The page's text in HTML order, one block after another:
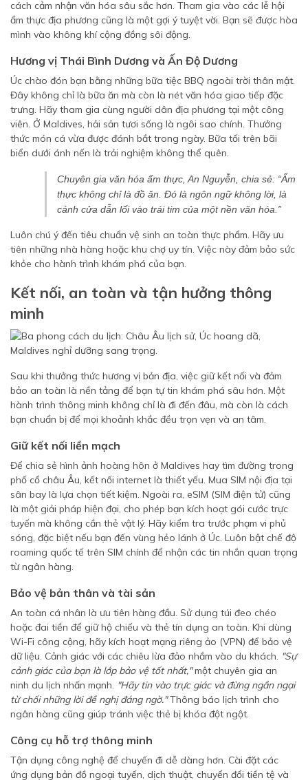
cách cảm nhận văn hóa sâu sắc hơn. Tham gia vào các lễ hội
ẩm thực địa phương cũng là một gợi ý tuyệt vời. Bạn sẽ được hòa
mình vào không khí cộng đồng sôi động.
Hương vị Thái Bình Dương và Ấn Độ Dương
Úc chào đón bạn bằng những bữa tiệc BBQ ngoài trời thân mật.
Đây không chỉ là bữa ăn mà còn là nét văn hóa giao tiếp đặc
trưng. Hãy tham gia cùng người dân địa phương tại một công
viên. Ở Maldives, hải sản tươi sống là ngôi sao chính. Thưởng
thức món cá vừa được đánh bắt trong ngày. Bữa tối trên bãi
biển dưới ánh nến là trải nghiệm không thể quên.
Chuyên gia văn hóa ẩm thực, An Nguyễn, chia sẻ: “Ẩm
thực không chỉ là đồ ăn. Đó là ngôn ngữ không lời, là
cánh cửa dẫn lối vào trái tim của một nền văn hóa.”
Luôn chú ý đến tiêu chuẩn vệ sinh an toàn thực phẩm. Hãy ưu
tiên những nhà hàng hoặc khu chợ uy tín. Việc này đảm bảo sức
khỏe cho hành trình khám phá của bạn.
Kết nối, an toàn và tận hưởng thông
minh
Sau khi thưởng thức hương vị bản địa, việc giữ kết nối và đảm
bảo an toàn là nền tảng để bạn tự tin khám phá sâu hơn. Một
hành trình thông minh không chỉ là đi đến đâu, mà còn là cách
bạn chuẩn bị để mọi khoảnh khắc đều trọn vẹn và an tâm.
Giữ kết nối liền mạch
Để chia sẻ hình ảnh hoàng hôn ở Maldives hay tìm đường trong
phố cổ châu Âu, kết nối internet là thiết yếu. Mua SIM nội địa tại
sân bay là lựa chọn tiết kiệm. Ngoài ra, eSIM (SIM điện tử) cũng
là một giải pháp hiện đại, cho phép bạn kích hoạt gói cước trực
tuyến mà không cần thẻ vật lý. Hãy kiểm tra trước phạm vi phủ
sóng, đặc biệt nếu bạn đến vùng hẻo lánh ở Úc. Luôn bật chế độ
roaming quốc tế trên SIM chính để nhận các tin nhắn quan trọng
từ ngân hàng.
Bảo vệ bản thân và tài sản
An toàn cá nhân là ưu tiên hàng đầu. Sử dụng túi đeo chéo
hoặc đai tiền để giữ hộ chiếu và thẻ tín dụng an toàn. Khi dùng
Wi-Fi công cộng, hãy kích hoạt mạng riêng ảo (VPN) để bảo vệ
dữ liệu. Cảnh giác với các chiêu lừa đảo nhắm vào du khách. "Sự
cảnh giác của bạn là lớp bảo vệ tốt nhất,"một chuyên gia an
ninh du lịch nhấn mạnh. "Hãy tin vào trực giác và đừng ngần ngại
từ chối những lời đề nghị đáng ngờ."Thông báo lịch trình cho
ngân hàng cũng giúp tránh việc thẻ bị khóa đột ngột.
Công cụ hỗ trợ thông minh
Tận dụng công nghệ để chuyến đi dễ dàng hơn. Cài đặt các
ứng dụng bản đồ ngoại tuyến, dịch thuật, chuyển đổi tiền tệ và